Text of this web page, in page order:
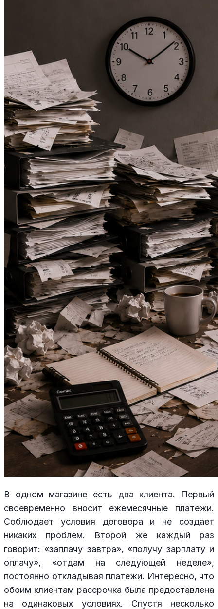
В одном магазине есть два клиента. Первый
своевременно вносит ежемесячные платежи.
Соблюдает условия договора и не создает
никаких проблем. Второй же каждый раз
говорит: «заплачу завтра», «получу зарплату и
оплачу», «отдам на следующей неделе»,
постоянно откладывая платежи. Интересно, что
обоим клиентам рассрочка была предоставлена
на одинаковых условиях. Спустя несколько